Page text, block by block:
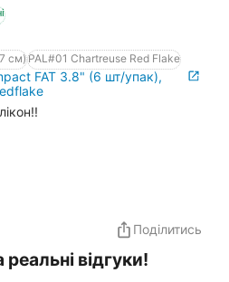
см)PAL#01 Chartreuse Red Flake
FAT 3.8" (6 шт/упак),
Поділитись
відгуки!